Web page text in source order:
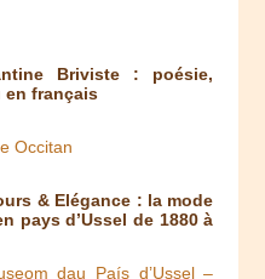
Briviste : poésie,
en français
Occitan
& Elégance : la mode
pays d’Ussel de 1880 à
dau País d’Ussel –